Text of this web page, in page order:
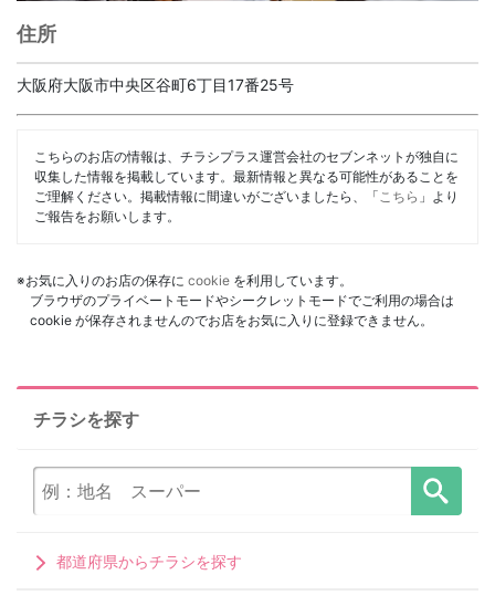
住所
大阪府大阪市中央区谷町6丁目17番25号
こちらのお店の情報は、チラシプラス運営会社のセブンネットが独自に
収集した情報を掲載しています。最新情報と異なる可能性があることを
ご理解ください。掲載情報に間違いがございましたら、「 こちら 」より
ご報告をお願いします。
※お気に入りのお店の保存に cookie を利用しています。
ブラウザのプライベートモードやシークレットモードでご利用の場合は
cookie が保存されませんのでお店をお気に入りに登録できません。
チラシを探す
都道府県からチラシを探す